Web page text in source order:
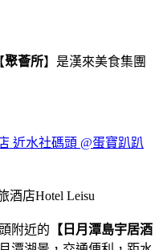
聚薈所】是漢來美食集團
近水社碼頭 @蛋寶趴趴
附近的 【日月潭島宇居酒